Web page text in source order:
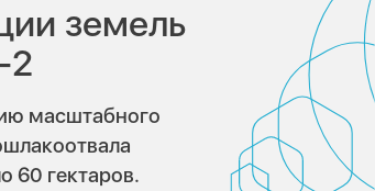
земель
2
масштабного
60 гектаров.